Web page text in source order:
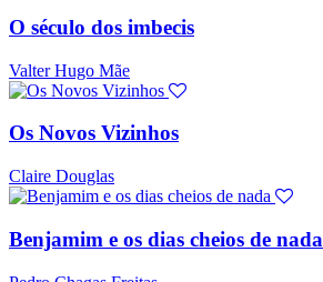
O século dos imbecis
Valter Hugo Mãe
Os Novos Vizinhos
Claire Douglas
Benjamim e os dias cheios de nada